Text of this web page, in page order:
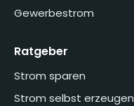
Gewerbestrom
Ratgeber
Strom sparen
Strom selbst erzeugen